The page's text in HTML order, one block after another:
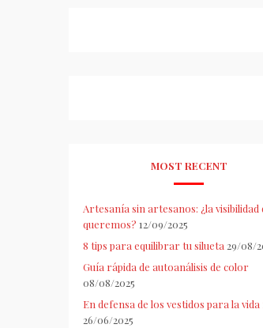
MOST RECENT
Artesanía sin artesanos: ¿la visibilidad
queremos? 12/09/2025
8 tips para equilibrar tu silueta 29/08/
Guía rápida de autoanálisis de color
08/08/2025
En defensa de los vestidos para la vida
26/06/2025